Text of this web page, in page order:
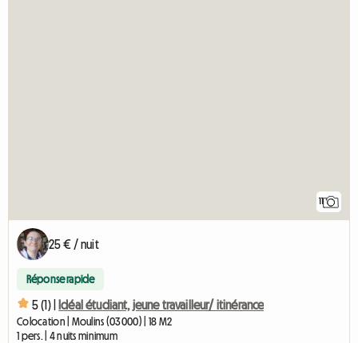
11
25 € / nuit
Réponse rapide
5 (1) | Idéal étudiant, jeune travailleur/ itinérance
Colocation | Moulins (03000) | 18 M2
1 pers. | 4 nuits minimum